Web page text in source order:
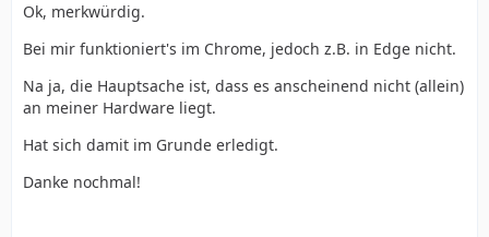
Ok, merkwürdig.
Bei mir funktioniert's im Chrome, jedoch z.B. in Edge nicht.
Na ja, die Hauptsache ist, dass es anscheinend nicht (allein)
an meiner Hardware liegt.
Hat sich damit im Grunde erledigt.
Danke nochmal!